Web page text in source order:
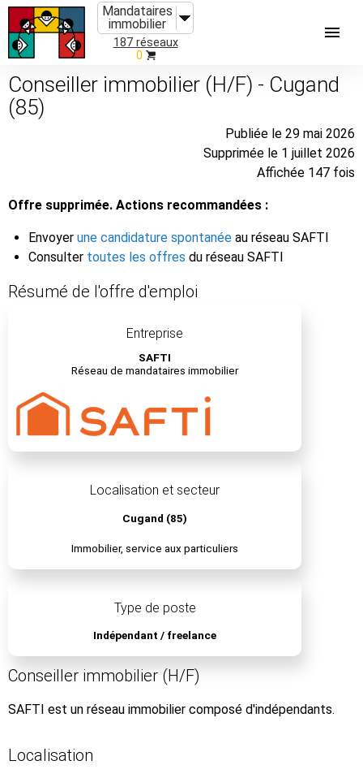
Mandataires
immobilier
187 réseaux
0
Conseiller immobilier (H/F) - Cugand
(85)
Publiée le 29 mai 2026
Supprimée le 1 juillet 2026
Affichée 147 fois
Offre supprimée. Actions recommandées :
Envoyer une candidature spontanée au réseau SAFTI
Consulter toutes les offres du réseau SAFTI
Résumé de l'offre d'emploi
Entreprise
SAFTI
Réseau de mandataires immobilier
Localisation et secteur
Cugand (85)
Immobilier, service aux particuliers
Type de poste
Indépendant / freelance
Conseiller immobilier (H/F)
SAFTI est un réseau immobilier composé d'indépendants.
Localisation